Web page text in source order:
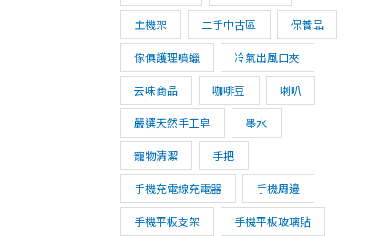
主機架 二手中古區 保養品
傢俱護理噴蠟 冷氣出風口夾
去味商品 咖啡豆 喇叭
嚴選天然手工皂 墨水
寵物清潔 手把
手機充電線充電器 手機周邊
手機平板支架 手機平板玻璃貼